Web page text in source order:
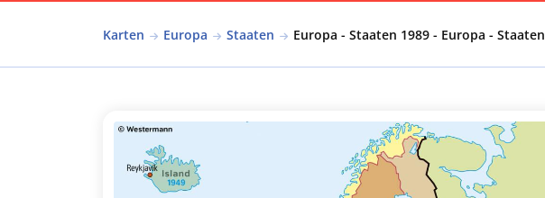
Karten Europa Staaten Europa - Staaten 1989 - Europa - Staaten